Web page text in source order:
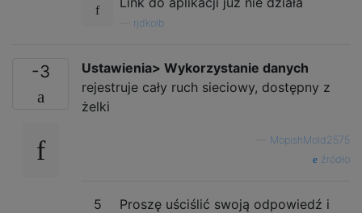
rjdkolb
-3
Ustawienia> Wykorzystanie danych
rejestruje cały ruch sieciowy, dostępny z
żelki
MopishMold2575
źródło
5
Proszę uściślić swoją odpowiedź i